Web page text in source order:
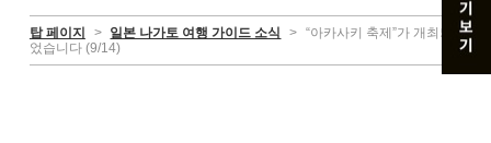
탑 페이지 > 일본 나가토 여행 가이드 소식 > “아카사키 축제”가 개최되
었습니다 (9/14)